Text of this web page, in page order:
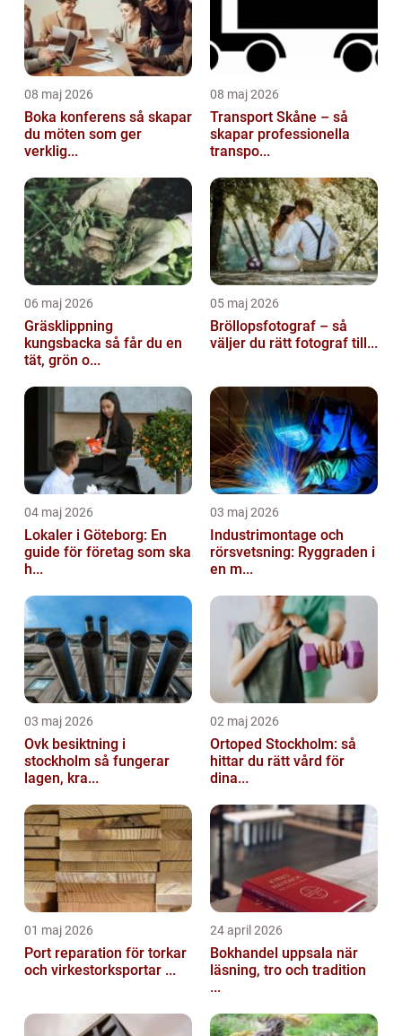
08 maj 2026
Boka konferens så skapar
du möten som ger
verklig...
08 maj 2026
Transport Skåne – så
skapar professionella
transpo...
06 maj 2026
Gräsklippning
kungsbacka så får du en
tät, grön o...
05 maj 2026
Bröllopsfotograf – så
väljer du rätt fotograf till...
04 maj 2026
Lokaler i Göteborg: En
guide för företag som ska
h...
03 maj 2026
Industrimontage och
rörsvetsning: Ryggraden i
en m...
03 maj 2026
Ovk besiktning i
stockholm så fungerar
lagen, kra...
02 maj 2026
Ortoped Stockholm: så
hittar du rätt vård för
dina...
01 maj 2026
Port reparation för torkar
och virkestorksportar ...
24 april 2026
Bokhandel uppsala när
läsning, tro och tradition
...